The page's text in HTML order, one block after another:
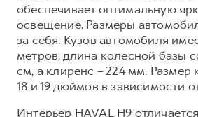
обеспечивает оптимальную
освещение. Размеры
за себя. Кузов автомобиля
метров, длина колесной базы
см, а клиренс – 224 мм. Размер
18 и 19 дюймов в зависимости
Интерьер HAVAL H9 отличается